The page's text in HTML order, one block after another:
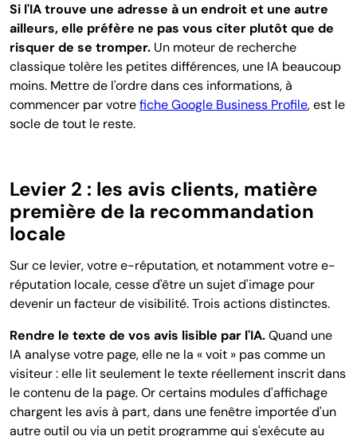
Si l'IA trouve une adresse à un endroit et une autre
ailleurs, elle préfère ne pas vous citer plutôt que de
risquer de se tromper. Un moteur de recherche
classique tolère les petites différences, une IA beaucoup
moins. Mettre de l'ordre dans ces informations, à
commencer par votrefiche Google Business Profile, est le
socle de tout le reste.
Levier 2 : les avis clients, matière
première de la recommandation
locale
Sur ce levier, votre e-réputation, et notamment votre e-
réputation locale, cesse d'être un sujet d'image pour
devenir un facteur de visibilité. Trois actions distinctes.
Rendre le texte de vos avis lisible par l'IA.Quand une
IA analyse votre page, elle ne la « voit » pas comme un
visiteur : elle lit seulement le texte réellement inscrit dans
le contenu de la page. Or certains modules d'affichage
chargent les avis à part, dans une fenêtre importée d'un
autre outil ou via un petit programme qui s'exécute au